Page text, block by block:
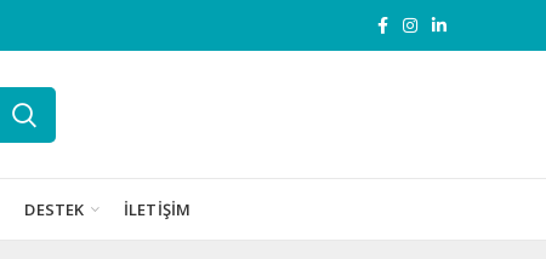
DESTEK İLETIŞIM